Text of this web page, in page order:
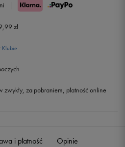
|
zł
Klubie
zwykły, za pobraniem, płatność online
i płatność Opinie